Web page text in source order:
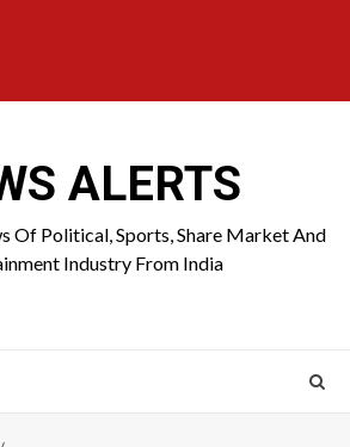
ALERTS
Of Political, Sports, Share Market And
Industry From India